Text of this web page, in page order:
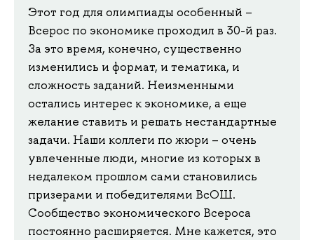
Этот год для олимпиады особенный –
Всерос по экономике проходил в 30-й раз.
За это время, конечно, существенно
изменились и формат, и тематика, и
сложность заданий. Неизменными
остались интерес к экономике, а еще
желание ставить и решать нестандартные
задачи. Наши коллеги по жюри – очень
увлеченные люди, многие из которых в
недалеком прошлом сами становились
призерами и победителями ВсОШ.
Сообщество экономического Всероса
постоянно расширяется. Мне кажется, это